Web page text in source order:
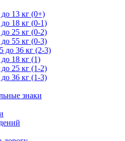
13 кг (0+)
18 кг (0-1)
25 кг (0-2)
55 кг (0-3)
до 36 кг (2-3)
18 кг (1)
25 кг (1-2)
36 кг (1-3)
знаки